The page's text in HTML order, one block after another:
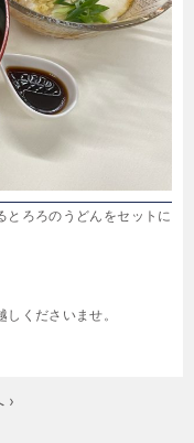
とろろのうどんをセットに
くださいませ。
›